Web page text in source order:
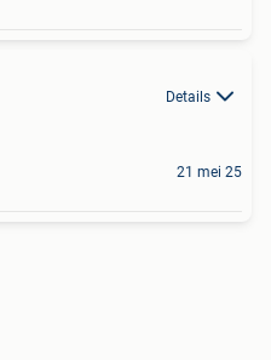
Details
21 mei 25